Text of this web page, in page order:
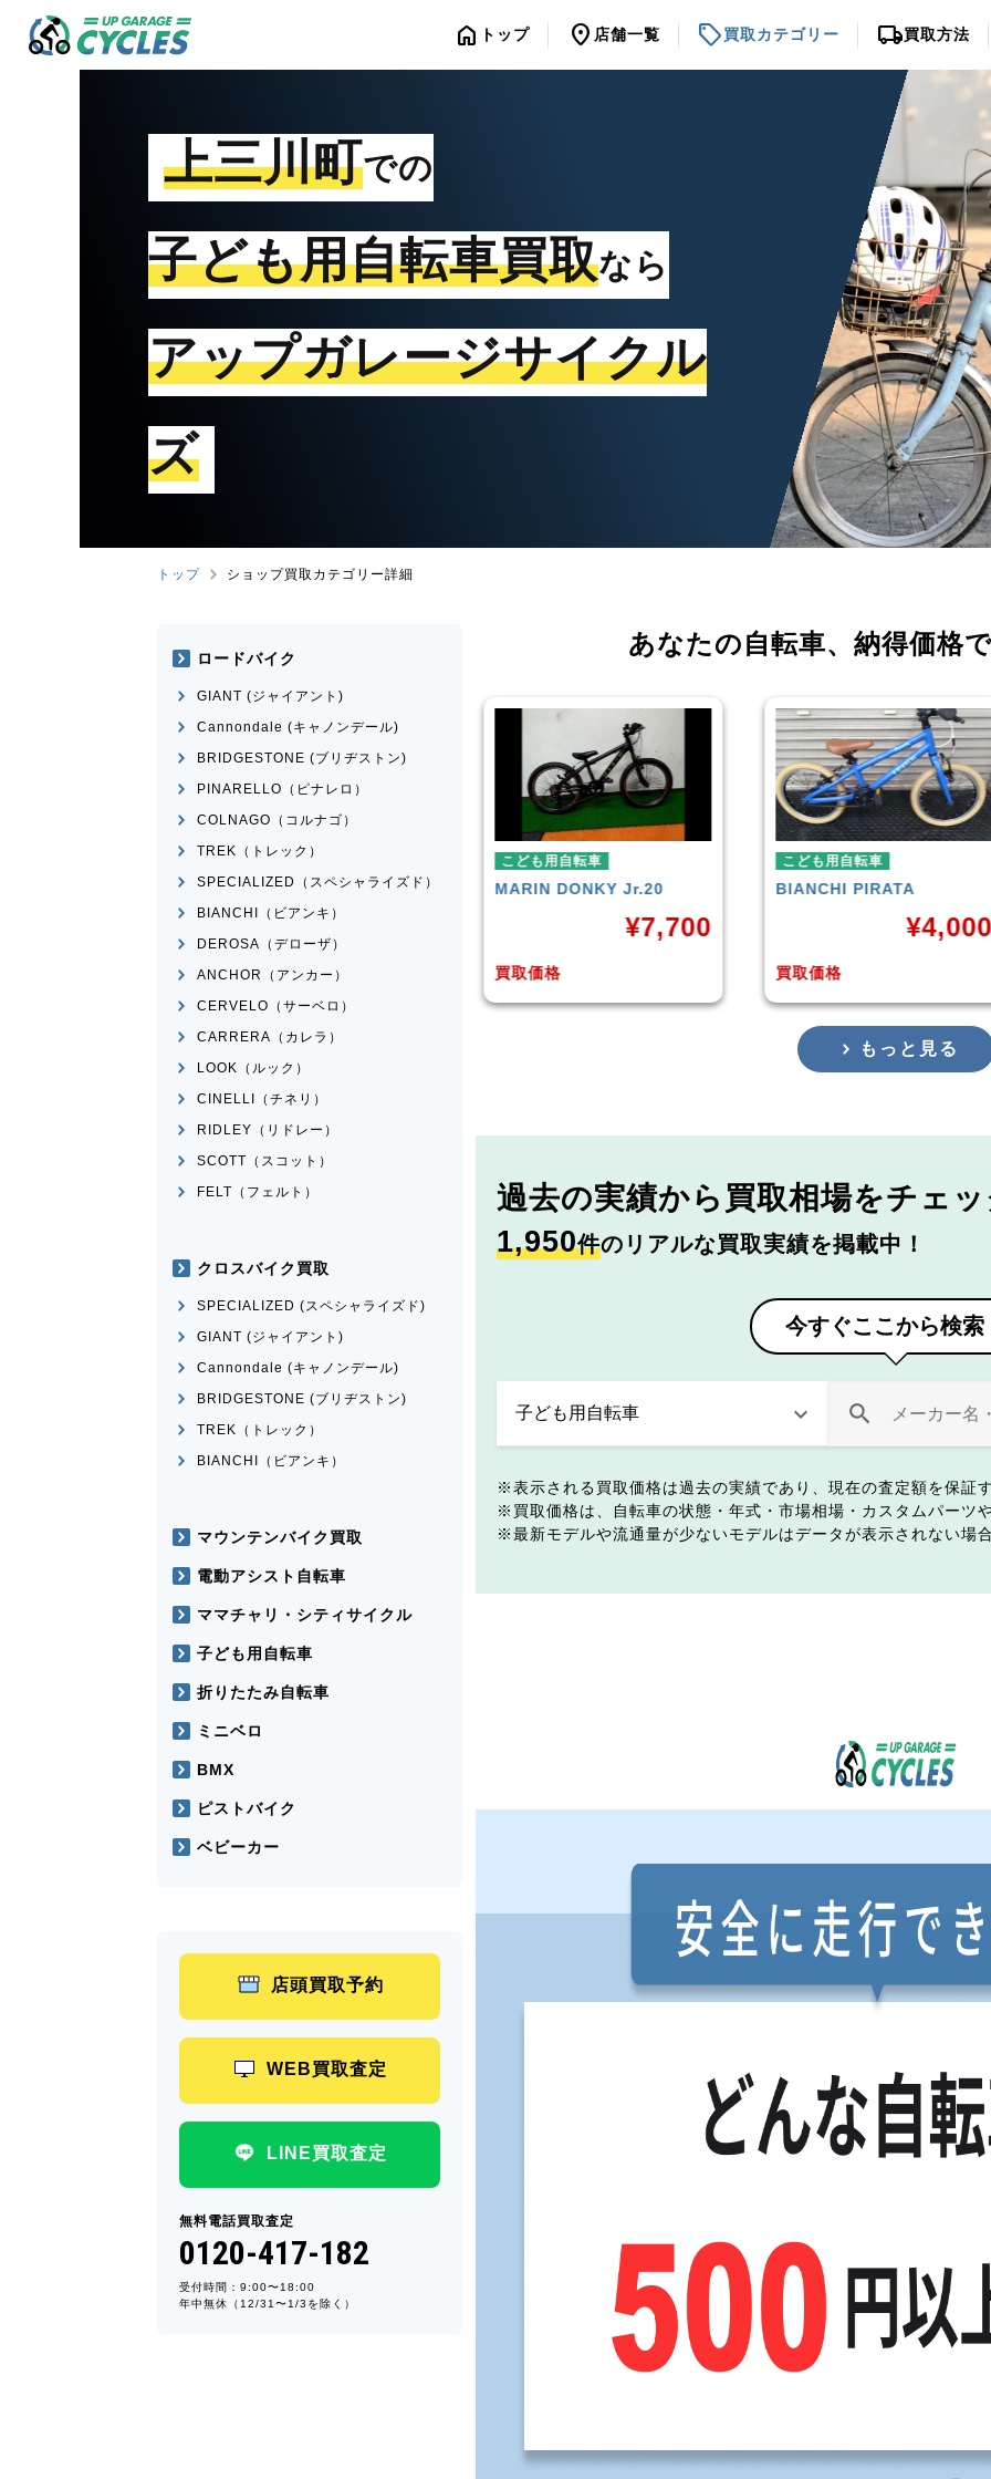
home トップ location_on 店舗一覧 sell買取カテゴリー local_shipping買取方法
上三川町での
子ども用自転車買取なら
アップガレージサイクル
ズ
トップ ショップ買取カテゴリー詳細
あなたの自転車、 納得価格
3,874
こども用自転車
MARINDONKY Jr.20
買取価格
こども用自転車
BIANCHIPIRATA
買取価格
¥4,000
こども用自転車
玉越工業MAHALO
買取価格
¥
もっと見る
過去の実績から 買取相場をチェ
1,950件のリアルな買取実績を掲載中！
今すぐここから検索
表示される買取価格は過去の実績であり、現在の査定額を保証
買取価格は、自転車の状態・年式・市場相場・カスタムパーツ
最新モデルや流通量が少ないモデルはデータが表示されない場
ロードバイク
GIANT (ジャイアント)
Cannondale (キャノンデール)
BRIDGESTONE (ブリヂストン)
PINARELLO（ピナレロ）
COLNAGO（コルナゴ）
TREK（トレック）
SPECIALIZED（スペシャライズド）
BIANCHI（ビアンキ）
DEROSA（デローザ）
ANCHOR（アンカー）
CERVELO（サーベロ）
CARRERA（カレラ）
LOOK（ルック）
CINELLI（チネリ）
RIDLEY（リドレー）
SCOTT（スコット）
FELT（フェルト）
クロスバイク買取
SPECIALIZED (スペシャライズド)
GIANT (ジャイアント)
Cannondale (キャノンデール)
BRIDGESTONE (ブリヂストン)
TREK（トレック）
BIANCHI（ビアンキ）
マウンテンバイク買取
電動アシスト自転車
ママチャリ・シティサイクル
子ども用自転車
折りたたみ自転車
ミニベロ
BMX
ピストバイク
ベビーカー
店頭買取予約
WEB買取査定
LINE買取査定
無料電話買取査定
0120-417-182
受付時間：9:00〜18:00
年中無休（12/31〜1/3を除く）